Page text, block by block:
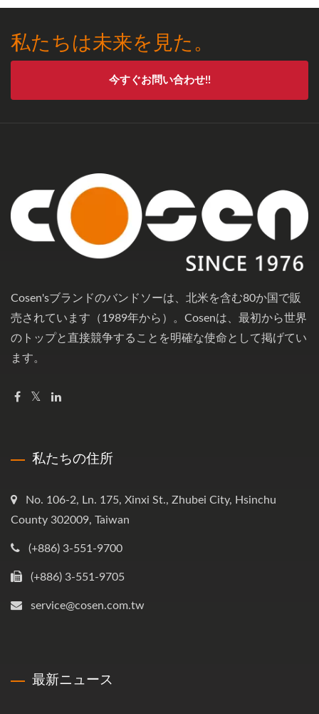
私たちは未来を見た。
今すぐお問い合わせ!!
Cosen'sブランドのバンドソーは、北米を含む80か国で販
売されています（1989年から）。Cosenは、最初から世界
のトップと直接競争することを明確な使命として掲げてい
ます。
私たちの住所
No. 106-2, Ln. 175, Xinxi St., Zhubei City, Hsinchu
County 302009, Taiwan
(+886) 3-551-9700
(+886) 3-551-9705
service@cosen.com.tw
最新ニュース